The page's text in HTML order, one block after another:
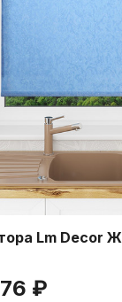
Lm Decor
₽